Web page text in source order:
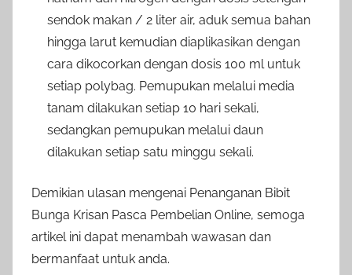
sendok makan / 2 liter air, aduk semua bahan
hingga larut kemudian diaplikasikan dengan
cara dikocorkan dengan dosis 100 ml untuk
setiap polybag. Pemupukan melalui media
tanam dilakukan setiap 10 hari sekali,
sedangkan pemupukan melalui daun
dilakukan setiap satu minggu sekali.
Demikian ulasan mengenai Penanganan Bibit
Bunga Krisan Pasca Pembelian Online, semoga
artikel ini dapat menambah wawasan dan
bermanfaat untuk anda.